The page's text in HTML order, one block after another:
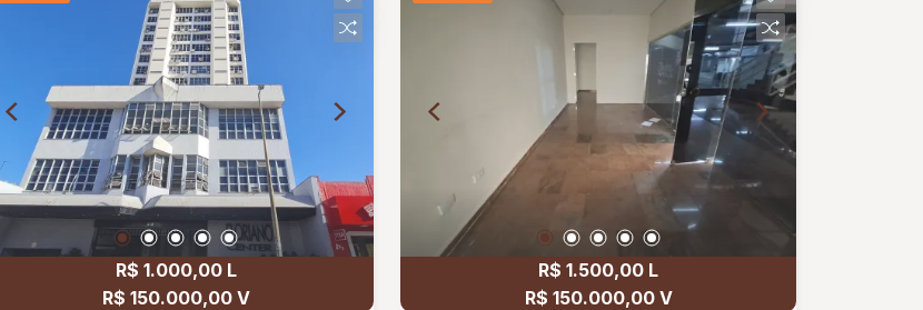
R$ 1.000,00 L
R$ 150.000,00 V
R$ 1.500,00 L
R$ 150.000,00 V